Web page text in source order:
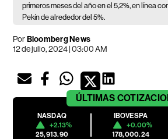
primeros meses del año en el 5,2%, en línea
Pekín de alrededor del 5%.
PorBloomberg News
12 de julio, 2024 | 03:00 AM
ÚLTIMAS
NASDAQ
+2.13%
25,913.90
IBOVESPA
+0.00%
178,000.24